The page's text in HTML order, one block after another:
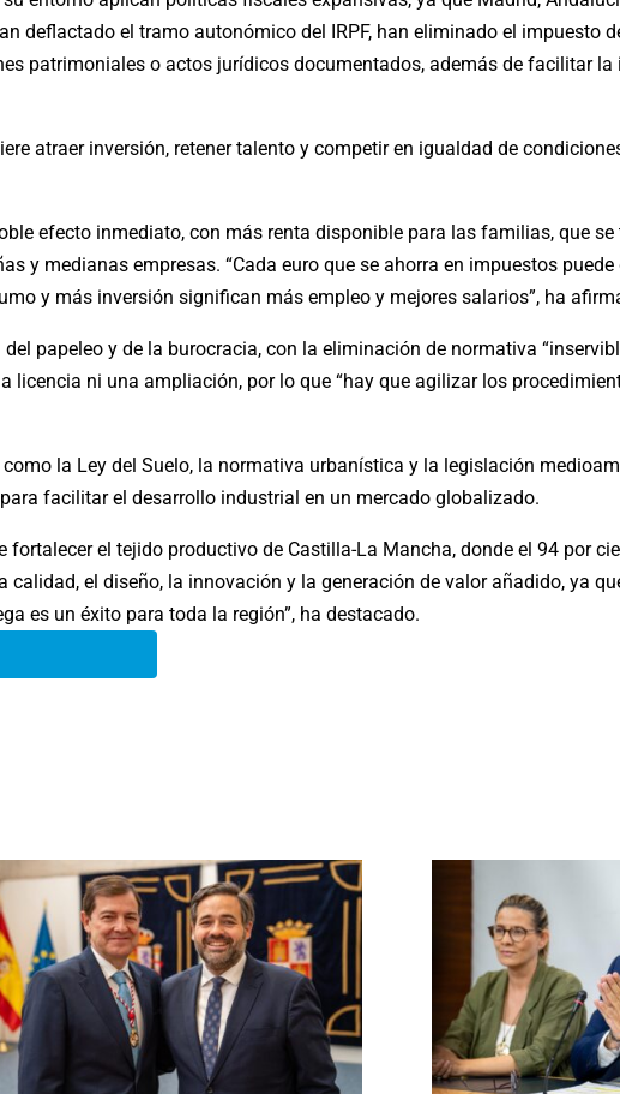
deflactado el tramo autonómico del IRPF, han eliminado el impuesto
patrimoniales o actos jurídicos documentados, además de facilitar
atraer inversión, retener talento y competir en igualdad de
efecto inmediato, con más renta disponible para las familias, que
y medianas empresas. “Cada euro que se ahorra en impuestos puede
y más inversión significan más empleo y mejores salarios”, ha
papeleo y de la burocracia, con la eliminación de normativa
licencia ni una ampliación, por lo que “hay que agilizar los
la Ley del Suelo, la normativa urbanística y la legislación
facilitar el desarrollo industrial en un mercado globalizado.
el tejido productivo de Castilla-La Mancha, donde el 94 por
el diseño, la innovación y la generación de valor añadido, ya
es un éxito para toda la región”, ha destacado.